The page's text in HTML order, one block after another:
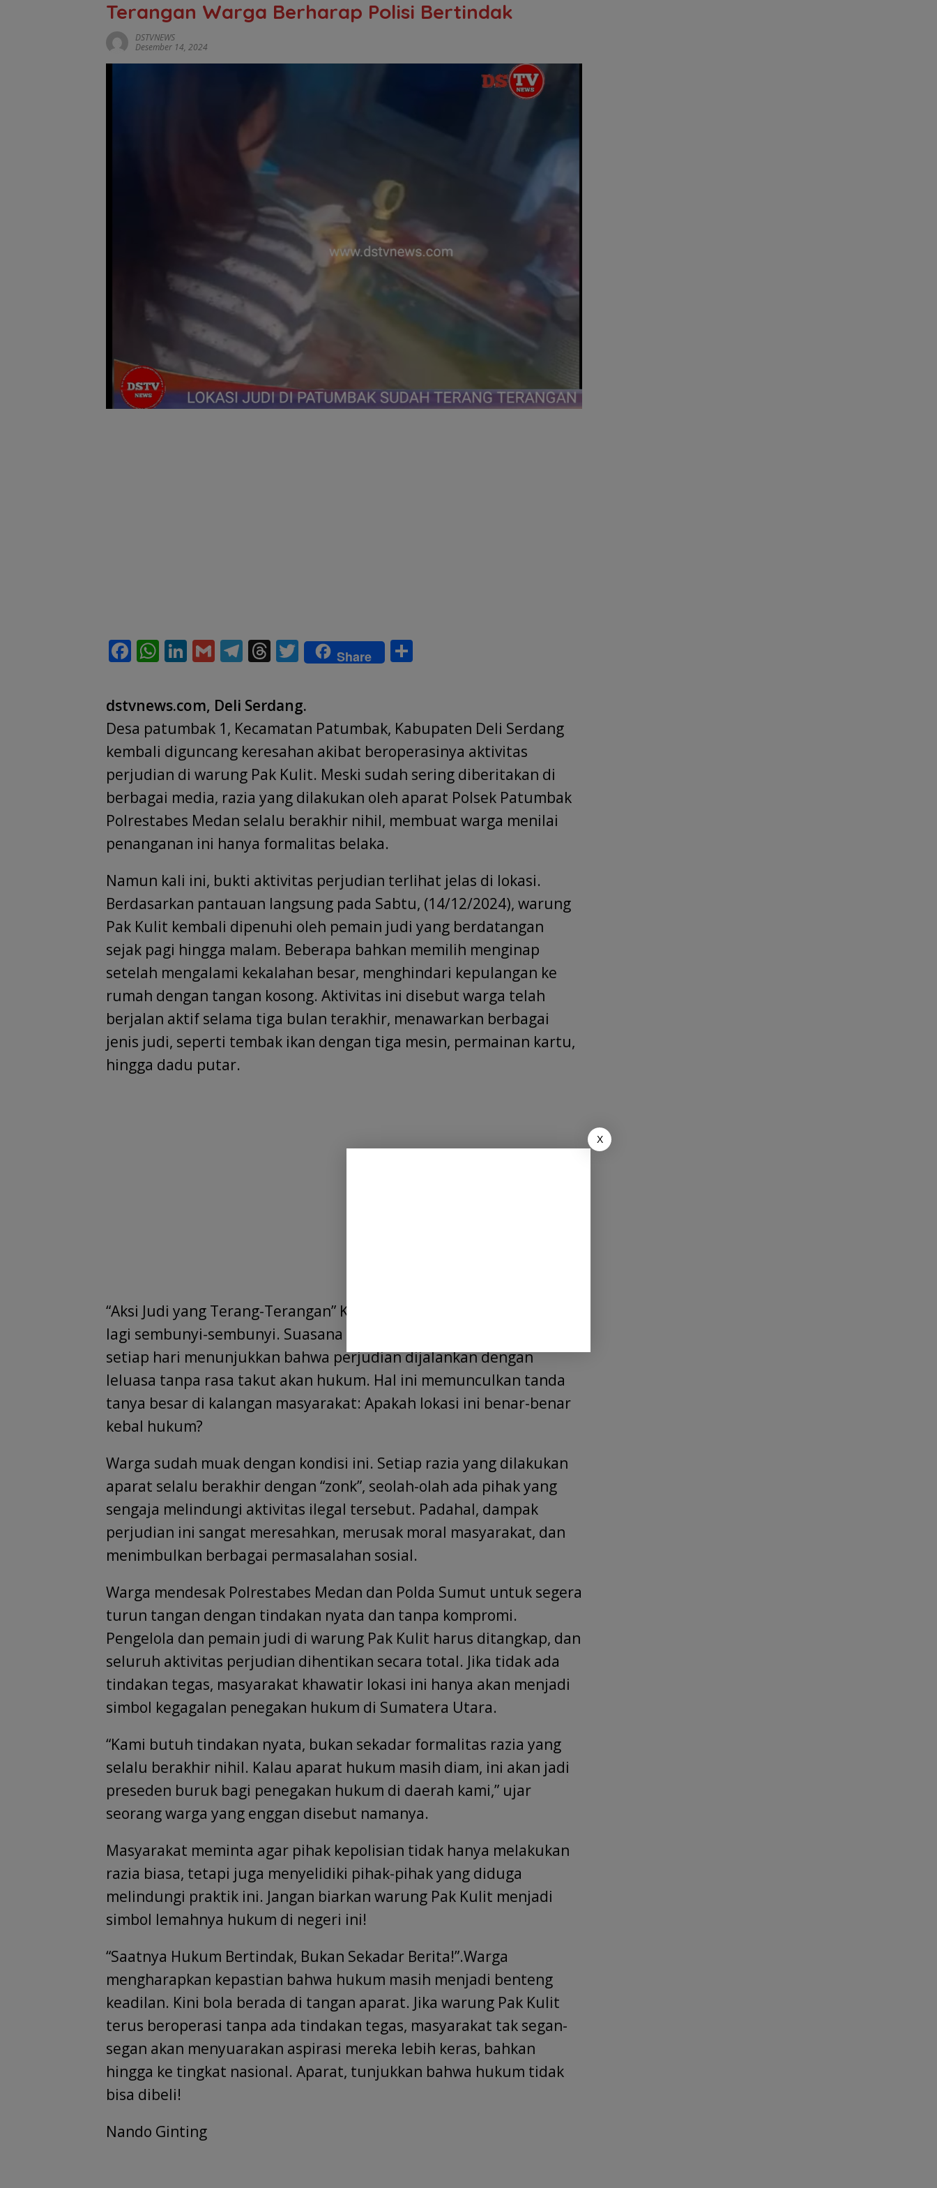
Terangan Warga Berharap Polisi Bertindak
DSTVNEWS
Desember 14, 2024
F
e
b
o
o
k
W
at
s
A
p
p
Li
k
e
dI
n
G
ai
l
T
e
gr
a
m
T
re
a
d
s
T
w
itt
er
Share
e
dstvnews.com, Deli Serdang.
Desa patumbak 1, Kecamatan Patumbak, Kabupaten Deli Serdang
kembali diguncang keresahan akibat beroperasinya aktivitas
perjudian di warung Pak Kulit. Meski sudah sering diberitakan di
berbagai media, razia yang dilakukan oleh aparat Polsek Patumbak
Polrestabes Medan selalu berakhir nihil, membuat warga menilai
penanganan ini hanya formalitas belaka.
Namun kali ini, bukti aktivitas perjudian terlihat jelas di lokasi.
Berdasarkan pantauan langsung pada Sabtu, (14/12/2024), warung
Pak Kulit kembali dipenuhi oleh pemain judi yang berdatangan
sejak pagi hingga malam. Beberapa bahkan memilih menginap
setelah mengalami kekalahan besar, menghindari kepulangan ke
rumah dengan tangan kosong. Aktivitas ini disebut warga telah
berjalan aktif selama tiga bulan terakhir, menawarkan berbagai
jenis judi, seperti tembak ikan dengan tiga mesin, permainan kartu,
hingga dadu putar.
“Aksi Judi yang Terang-Terangan” Keberadaan lokasi ini sudah tak
lagi sembunyi-sembunyi. Suasana warung yang ramai pengunjung
setiap hari menunjukkan bahwa perjudian dijalankan dengan
leluasa tanpa rasa takut akan hukum. Hal ini memunculkan tanda
tanya besar di kalangan masyarakat: Apakah lokasi ini benar-benar
kebal hukum?
Warga sudah muak dengan kondisi ini. Setiap razia yang dilakukan
aparat selalu berakhir dengan “zonk”, seolah-olah ada pihak yang
sengaja melindungi aktivitas ilegal tersebut. Padahal, dampak
perjudian ini sangat meresahkan, merusak moral masyarakat, dan
menimbulkan berbagai permasalahan sosial.
Warga mendesak Polrestabes Medan dan Polda Sumut untuk segera
turun tangan dengan tindakan nyata dan tanpa kompromi.
Pengelola dan pemain judi di warung Pak Kulit harus ditangkap, dan
seluruh aktivitas perjudian dihentikan secara total. Jika tidak ada
tindakan tegas, masyarakat khawatir lokasi ini hanya akan menjadi
simbol kegagalan penegakan hukum di Sumatera Utara.
“Kami butuh tindakan nyata, bukan sekadar formalitas razia yang
selalu berakhir nihil. Kalau aparat hukum masih diam, ini akan jadi
preseden buruk bagi penegakan hukum di daerah kami,” ujar
seorang warga yang enggan disebut namanya.
Masyarakat meminta agar pihak kepolisian tidak hanya melakukan
razia biasa, tetapi juga menyelidiki pihak-pihak yang diduga
melindungi praktik ini. Jangan biarkan warung Pak Kulit menjadi
simbol lemahnya hukum di negeri ini!
“Saatnya Hukum Bertindak, Bukan Sekadar Berita!”.Warga
mengharapkan kepastian bahwa hukum masih menjadi benteng
keadilan. Kini bola berada di tangan aparat. Jika warung Pak Kulit
terus beroperasi tanpa ada tindakan tegas, masyarakat tak segan-
segan akan menyuarakan aspirasi mereka lebih keras, bahkan
hingga ke tingkat nasional. Aparat, tunjukkan bahwa hukum tidak
bisa dibeli!
Nando Ginting
X